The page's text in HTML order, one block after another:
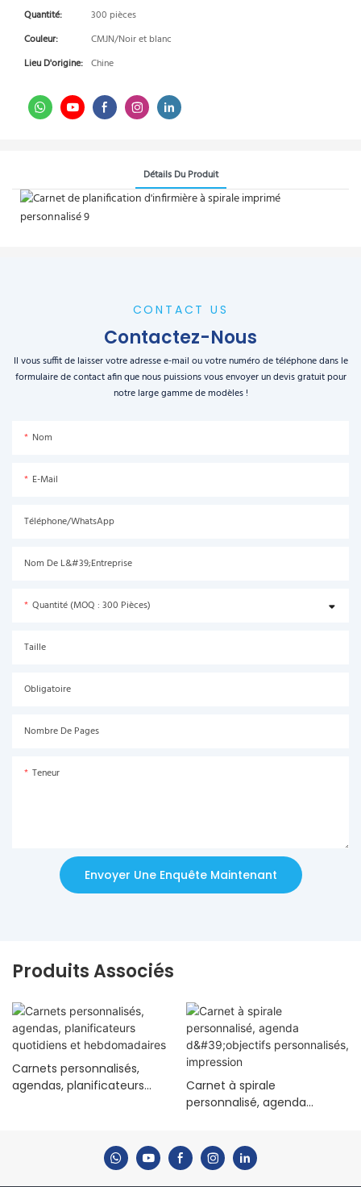
Quantité:
300 pièces
Couleur:
CMJN/Noir et blanc
Lieu D'origine: Chine
Détails Du Produit
CONTACT US
Contactez-Nous
Il vous suffit de laisser votre adresse e-mail ou votre numéro de téléphone dans le
formulaire de contact afin que nous puissions vous envoyer un devis gratuit pour
notre large gamme de modèles !
Nom
E-Mail
Téléphone/WhatsApp
Nom De L&#39;entreprise
Quantité (MOQ : 300 Pièces)
Taille
Obligatoire
Nombre De Pages
Teneur
Envoyer Une Enquête Maintenant
Produits Associés
Carnets personnalisés,
agendas, planificateurs
Carnet à spirale
personnalisé, agenda